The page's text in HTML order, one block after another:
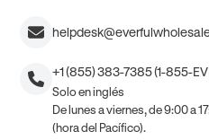
+1 (855) 383-7385 (1-855-
Solo en inglés
De lunes a viernes, de 9:00 a
(hora del Pacífico).